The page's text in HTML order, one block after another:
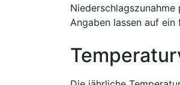
Angaben lassen auf